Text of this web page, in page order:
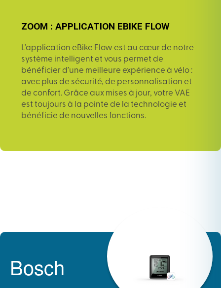
ZOOM : APPLICATION EBIKE FLOW
L’application eBike Flow est au cœur de notre
système intelligent et vous permet de
bénéficier d’une meilleure expérience à vélo :
avec plus de sécurité, de personnalisation et
de confort. Grâce aux mises à jour, votre VAE
est toujours à la pointe de la technologie et
bénéficie de nouvelles fonctions.
Bosch